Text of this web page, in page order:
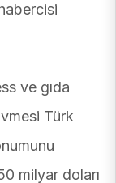
ve gıda
Türk
milyar doları